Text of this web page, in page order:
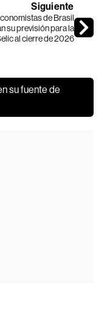
Siguiente
de Brasil
su previsión para la
al cierre de 2026
su fuente de